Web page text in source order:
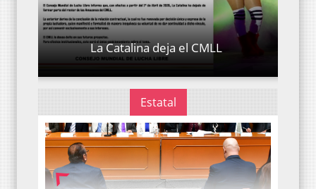
Renuevan área de Terapia Física del
Hospital para el Niño en el Estado de
México
Estatal